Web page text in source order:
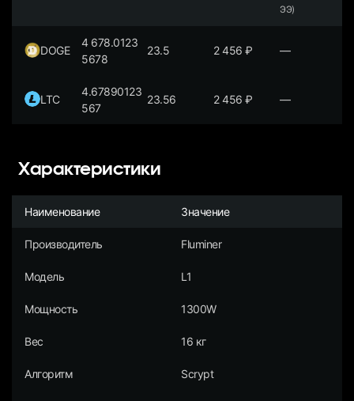
ЭЭ)
DOGE
4 678.0123
5678
23.5 2 456 ₽ —
LTC
4.67890123
567
23.56 2 456 ₽ —
Характеристики
Наименование Значение
Производитель Fluminer
Модель L1
Мощность 1300W
Вес 16 кг
Алгоритм Scrypt